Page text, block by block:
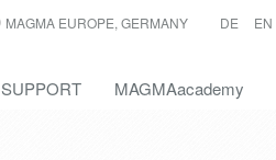
MAGMA EUROPE, GERMANY DE EN
SUPPORT MAGMAacademy